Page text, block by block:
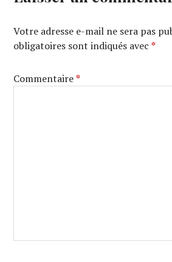
Votre adresse e-mail ne sera pas
obligatoires sont indiqués avec*
Commentaire*